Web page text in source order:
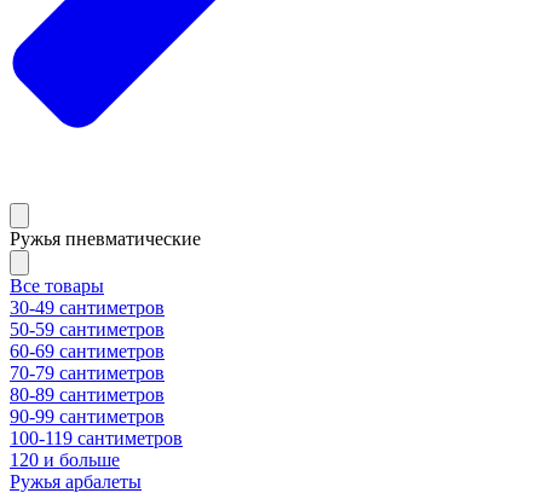
Ружья пневматические
Все товары
30-49 сантиметров
50-59 сантиметров
60-69 сантиметров
70-79 сантиметров
80-89 сантиметров
90-99 сантиметров
100-119 сантиметров
120 и больше
Ружья арбалеты